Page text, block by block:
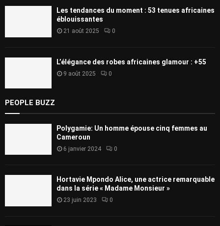
Les tendances du moment : 53 tenues africaines
éblouissantes
21 août 2025 0
L’élégance des robes africaines glamour : +55
9 août 2025 0
PEOPLE BUZZ
Polygamie: Un homme épouse cinq femmes au
Cameroun
6 janvier 2024 0
Hortavie Mpondo Alice, une actrice remarquable
dans la série « Madame Monsieur »
23 juin 2023 0